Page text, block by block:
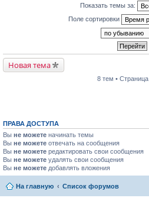
Показать темы за:
Поле сортировки
Новая тема
8 тем • Страница
ПРАВА ДОСТУПА
Вы не можете начинать темы
Вы не можете отвечать на сообщения
Вы не можете редактировать свои сообщения
Вы не можете удалять свои сообщения
Вы не можете добавлять вложения
На главную Список форумов